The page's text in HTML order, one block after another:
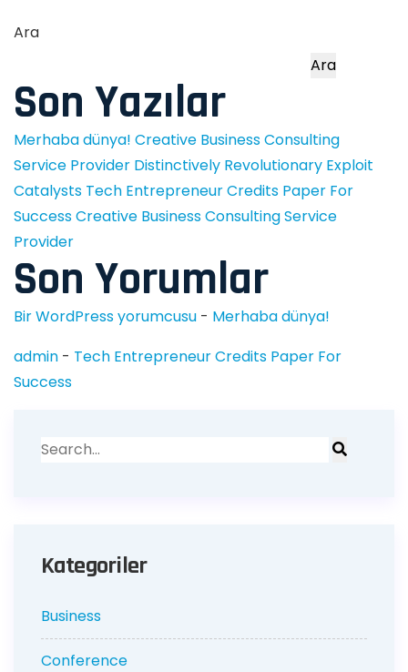
Ara
Ara
Son Yazılar
Merhaba dünya! Creative Business Consulting
Service Provider Distinctively Revolutionary Exploit
Catalysts Tech Entrepreneur Credits Paper For
SuccessCreative Business Consulting Service
Provider
Son Yorumlar
Bir WordPress yorumcusu - Merhaba dünya!
admin - Tech Entrepreneur Credits Paper For
Success
Kategoriler
Business
Conference